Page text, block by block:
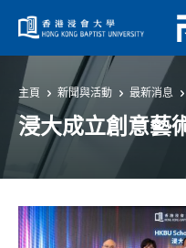
主頁 新聞與活動 最新消息
浸大成立創意藝